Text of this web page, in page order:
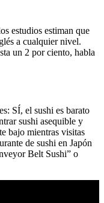
estudios estiman que
a cualquier nivel.
un 2 por ciento, habla
SÍ, el sushi es barato
sushi asequible y
bajo mientras visitas
de sushi en Japón
Belt Sushi” o